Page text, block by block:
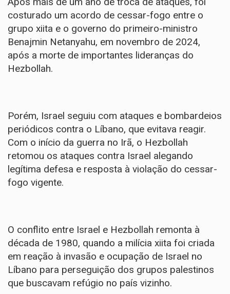
costurado um acordo de cessar-fogo entre o
grupo xiita e o governo do primeiro-ministro
Benajmin Netanyahu, em novembro de 2024,
após a morte de importantes lideranças do
Hezbollah.
Porém, Israel seguiu com ataques e bombardeios
periódicos contra o Líbano, que evitava reagir.
Com o início da guerra no Irã, o Hezbollah
retomou os ataques contra Israel alegando
legítima defesa e resposta à violação do cessar-
fogo vigente.
O conflito entre Israel e Hezbollah remonta à
década de 1980, quando a milícia xiita foi criada
em reação à invasão e ocupação de Israel no
Líbano para perseguição dos grupos palestinos
que buscavam refúgio no país vizinho.